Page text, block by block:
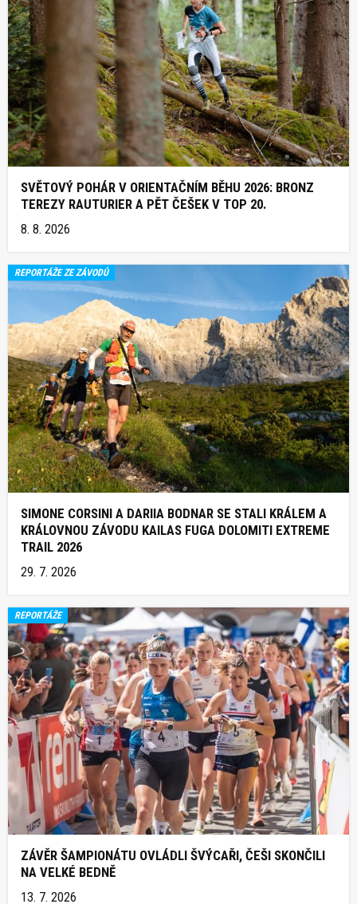
SVĚTOVÝ POHÁR V ORIENTAČNÍM BĚHU 2026: BRONZ
TEREZY RAUTURIER A PĚT ČEŠEK V TOP 20.
8. 8. 2026
REPORTÁŽE ZE ZÁVODŮ
SIMONE CORSINI A DARIIA BODNAR SE STALI KRÁLEM A
KRÁLOVNOU ZÁVODU KAILAS FUGA DOLOMITI EXTREME
TRAIL 2026
29. 7. 2026
REPORTÁŽE
ZÁVĚR ŠAMPIONÁTU OVLÁDLI ŠVÝCAŘI, ČEŠI SKONČILI
NA VELKÉ BEDNĚ
13. 7. 2026